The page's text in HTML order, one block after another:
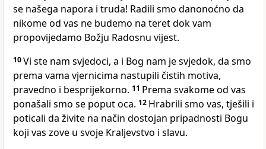
se našega napora i truda! Radili smo danonoćno da
nikome od vas ne budemo na teret dok vam
propovijedamo Božju Radosnu vijest.
10Vi ste nam svjedoci, a i Bog nam je svjedok, da smo
prema vama vjernicima nastupili čistih motiva,
pravedno i besprijekorno. 11 Prema svakome od vas
ponašali smo se poput oca. 12 Hrabrili smo vas, tješili i
poticali da živite na način dostojan pripadnosti Bogu
koji vas zove u svoje Kraljevstvo i slavu.